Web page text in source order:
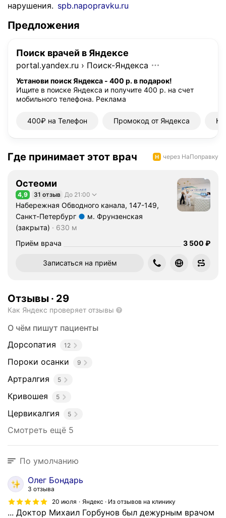
нарушения. spb.napopravku.ru
Предложения
Поиск врачей в Яндексе
portal.yandex.ru › Поиск-Яндекса
Установи поиск Яндекса - 400 р. в подарок!
Ищите в поиске Яндекса и получите 400 р. на счет
мобильного телефона. Реклама
400₽ на Телефон Промокод от Яндекса
Где принимает этот врач через НаПоправку
Остеоми
Рейтинг 4,9 из 5
4,9 31 отзыв До 21:00
Набережная Обводного канала, 147-149,
Санкт-Петербург
Метро м. Фрунзенская (закрыта) Расстояние 630 м
м. Фрунзенская
(закрыта)
630 м
Приём врача
Цена
3500
3 500 ₽
Записаться на приём
Отзывы · 29
Как Яндекс проверяет отзывы
О чём пишут пациенты
Дорсопатия
12
Пороки осанки 9
Артралгия 5
Кривошея 5
Цервикалгия 5
Смотреть ещё 5
По умолчанию
Олег Бондарь
3 отзыва
20 июля
Яндекс · Из отзывов на клинику
... Доктор Михаил Горбунов был дежурным врачом